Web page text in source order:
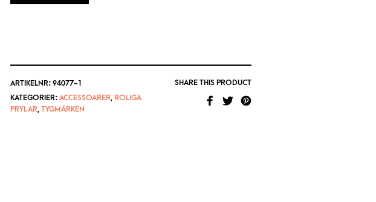
ARTIKELNR: 94077-1
KATEGORIER: ACCESSOARER, ROLIGA
PRYLAR, TYGMÄRKEN
SHARE THIS PRODUCT